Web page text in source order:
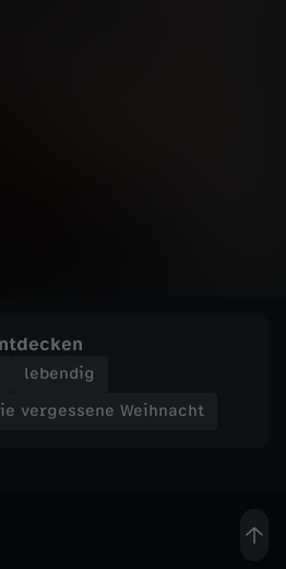
lebendig
vergessene Weihnacht